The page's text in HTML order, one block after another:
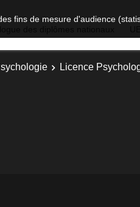
fins de mesure d'audience
Licence